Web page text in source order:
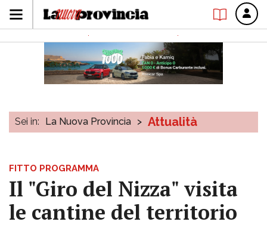
Sei in: La Nuova Provincia > Attualità
FITTO PROGRAMMA
Il "Giro del Nizza" visita
le cantine del territorio